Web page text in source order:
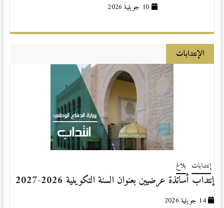
الإنتدابات
إنتدابات بلاغ
إنتداب أساتذة عرضيين بعنوان السنة التكوينية 2026-2027
14 جويلية 2026